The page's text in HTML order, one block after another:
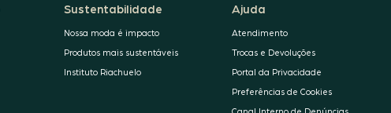
Sustentabilidade
Nossa moda é impacto
Produtos mais sustentáveis
Instituto Riachuelo
Ajuda
Atendimento
Trocas e Devoluções
Portal da Privacidade
Preferências de Cookies